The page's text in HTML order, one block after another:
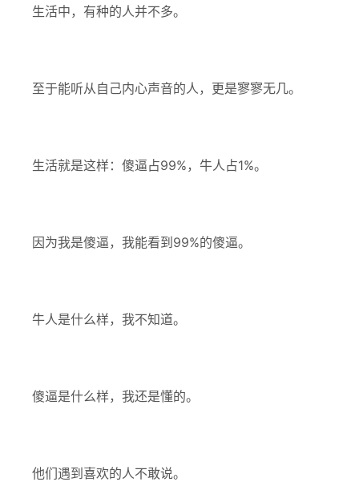
生活中，有种的人并不多。
至于能听从自己内心声音的人，更是寥寥无几。
生活就是这样：傻逼占99%，牛人占1%。
因为我是傻逼，我能看到99%的傻逼。
牛人是什么样，我不知道。
傻逼是什么样，我还是懂的。
他们遇到喜欢的人不敢说。